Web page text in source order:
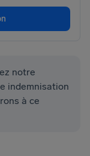
notre
indemnisation
à ce